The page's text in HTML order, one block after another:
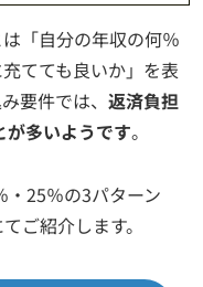
「自分の年収の何％
てても良いか」を表
要件では、 返済負担
多いようです。
・25％の3パターン
ご紹介します。